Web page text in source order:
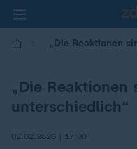
„Die Reaktionen
„Die Reaktionen
unterschiedlich“
02.02.2026 | 17:00